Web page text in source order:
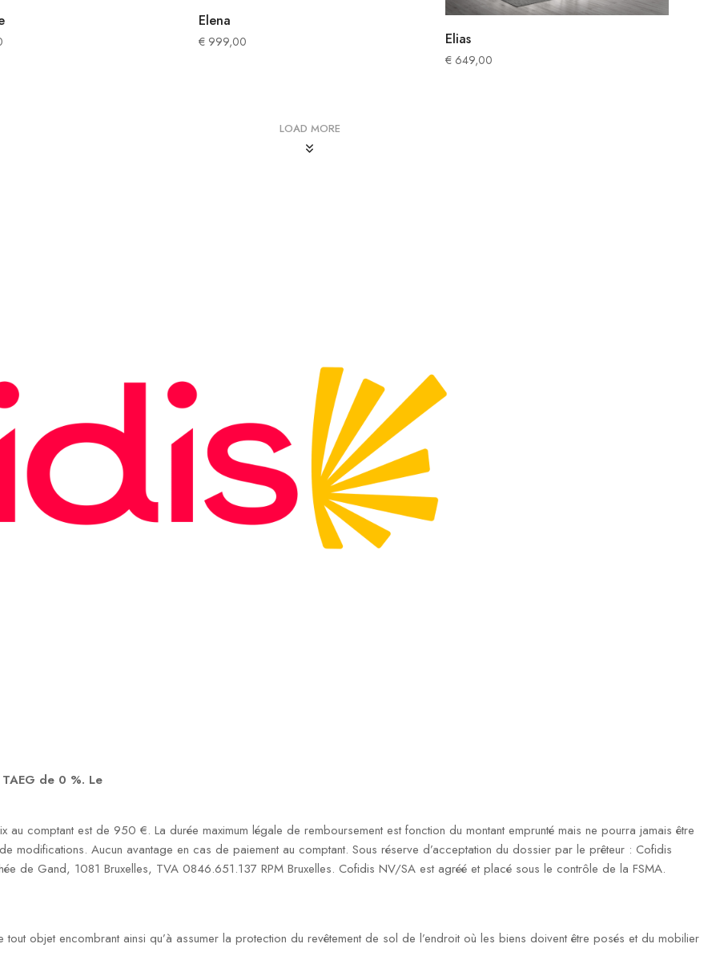
Elena
€999,00 Elias
€ 649,00
LOAD MORE
de 0 %. Le
au comptant est de 950 €. La durée maximum légale de remboursement est fonction du montant emprunté mais ne pourra jamais être
Aucun avantage en cas de paiement au comptant. Sous réserve d’acceptation du dossier par le prêteur : Cofidis
de Gand, 1081 Bruxelles, TVA 0846.651.137 RPM Bruxelles. Cofidis NV/SA est agréé et placé sous le contrôle de la FSMA.
objet encombrant ainsi qu’à assumer la protection du revêtement de sol de l’endroit où les biens doivent être posés et du mobilier